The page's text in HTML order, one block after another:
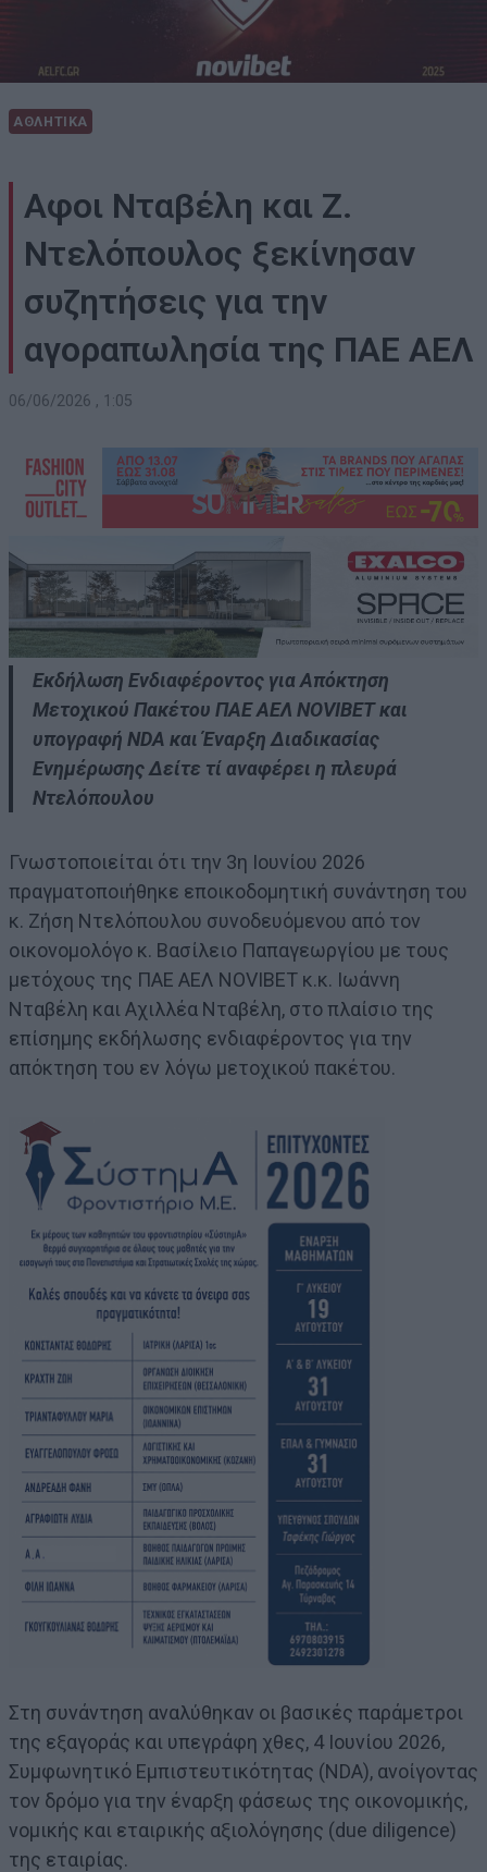
ΑΘΛΗΤΙΚΑ
Αφοι Νταβέλη και Ζ.
Ντελόπουλος ξεκίνησαν
συζητήσεις για την
αγοραπωλησία της ΠΑΕ ΑΕΛ
06/06/2026 , 1:05
Εκδήλωση Ενδιαφέροντος για Απόκτηση
Μετοχικού Πακέτου ΠΑΕ ΑΕΛ NOVIBET και
υπογραφή NDA και Έναρξη Διαδικασίας
Ενημέρωσης Δείτε τί αναφέρει η πλευρά
Ντελόπουλου
Γνωστοποιείται ότι την 3η Ιουνίου 2026
πραγματοποιήθηκε εποικοδομητική συνάντηση του
κ. Ζήση Ντελόπουλου συνοδευόμενου από τον
οικονομολόγο κ. Βασίλειο Παπαγεωργίου με τους
μετόχους της ΠΑΕ ΑΕΛ NOVIBET κ.κ. Ιωάννη
Νταβέλη και Αχιλλέα Νταβέλη, στο πλαίσιο της
επίσημης εκδήλωσης ενδιαφέροντος για την
απόκτηση του εν λόγω μετοχικού πακέτου.
Στη συνάντηση αναλύθηκαν οι βασικές παράμετροι
της εξαγοράς και υπεγράφη χθες, 4 Ιουνίου 2026,
Συμφωνητικό Εμπιστευτικότητας (NDA), ανοίγοντας
τον δρόμο για την έναρξη φάσεως της οικονομικής,
νομικής και εταιρικής αξιολόγησης (due diligence)
της εταιρίας.